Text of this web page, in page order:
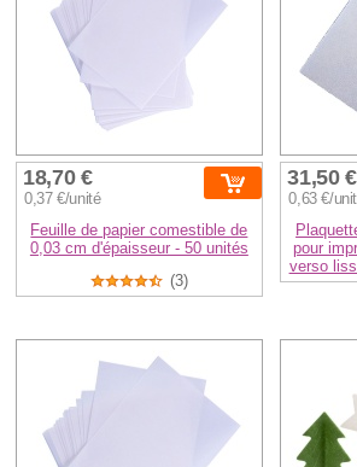
18,70 €
0,37 €/unité
Feuille de papier comestible de
0,03 cm d'épaisseur - 50 unités
(3)
31,50 €
0,63 €/
pour
verso